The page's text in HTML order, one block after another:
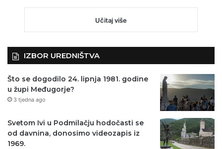
Učitaj više
IZBOR UREDNIŠTVA
Što se dogodilo 24. lipnja 1981. godine
u župi Međugorje?
3 tjedna ago
Svetom Ivi u Podmilačju hodočasti se
od davnina, donosimo videozapis iz
1969.